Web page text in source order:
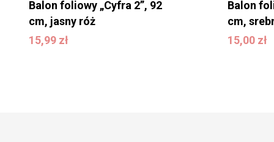
Balon foliowy „Cyfra 2”, 92
cm, jasny róż
15,99 zł
15,99zł
Balon
cm,
15,00 zł
15,00zł